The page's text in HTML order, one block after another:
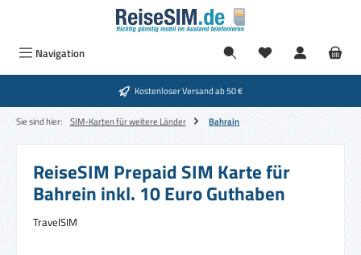
Zum Hauptinhalt springen
Navigation
Kostenloser Versand ab 50 €
Sie sind hier: SIM-Karten für weitere Länder Bahrain
ReiseSIM Prepaid SIM Karte für
Bahrein inkl. 10 Euro Guthaben
TravelSIM